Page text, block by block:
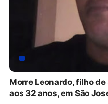
Morre Leonardo, filho de
aos 32 anos, em São